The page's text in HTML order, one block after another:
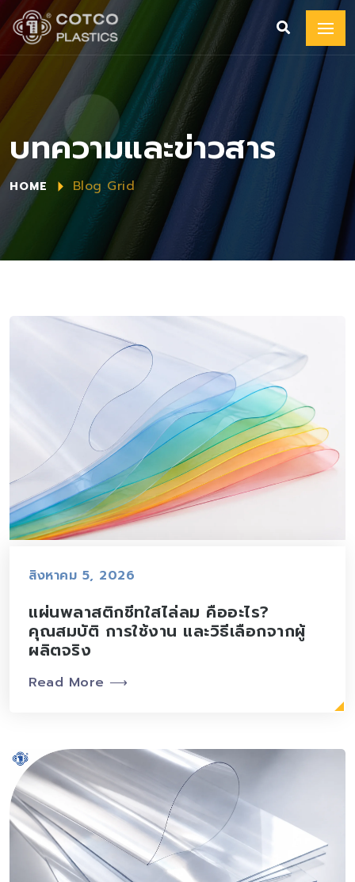
บทความและข่าวสาร
HOME Blog Grid
สิงหาคม 5, 2026
แผ่นพลาสติกชีทใสไล่ลม คืออะไร?
คุณสมบัติ การใช้งาน และวิธีเลือกจากผู้
ผลิตจริง
Read More ⟶